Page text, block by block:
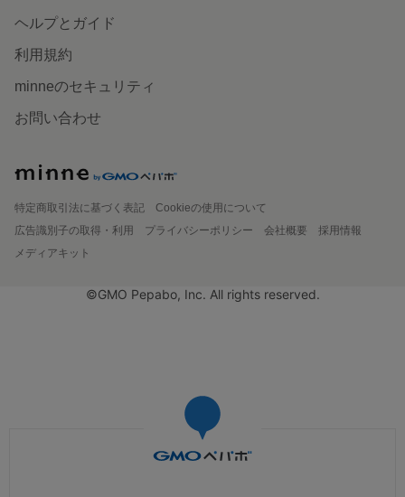
ヘルプとガイド
利用規約
minneのセキュリティ
お問い合わせ
特定商取引法に基づく表記
Cookieの使用について
広告識別子の取得・利用
プライバシーポリシー 会社概要
採用情報
メディアキット
©GMO Pepabo, Inc. All rights reserved.